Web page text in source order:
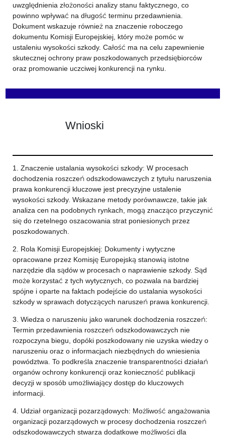
uwzględnienia złożoności analizy stanu faktycznego, co
powinno wpływać na długość terminu przedawnienia.
Dokument wskazuje również na znaczenie roboczego
dokumentu Komisji Europejskiej, który może pomóc w
ustaleniu wysokości szkody. Całość ma na celu zapewnienie
skutecznej ochrony praw poszkodowanych przedsiębiorców
oraz promowanie uczciwej konkurencji na rynku.
Wnioski
1. Znaczenie ustalania wysokości szkody: W procesach
dochodzenia roszczeń odszkodowawczych z tytułu naruszenia
prawa konkurencji kluczowe jest precyzyjne ustalenie
wysokości szkody. Wskazane metody porównawcze, takie jak
analiza cen na podobnych rynkach, mogą znacząco przyczynić
się do rzetelnego oszacowania strat poniesionych przez
poszkodowanych.
2. Rola Komisji Europejskiej: Dokumenty i wytyczne
opracowane przez Komisję Europejską stanowią istotne
narzędzie dla sądów w procesach o naprawienie szkody. Sąd
może korzystać z tych wytycznych, co pozwala na bardziej
spójne i oparte na faktach podejście do ustalania wysokości
szkody w sprawach dotyczących naruszeń prawa konkurencji.
3. Wiedza o naruszeniu jako warunek dochodzenia roszczeń:
Termin przedawnienia roszczeń odszkodowawczych nie
rozpoczyna biegu, dopóki poszkodowany nie uzyska wiedzy o
naruszeniu oraz o informacjach niezbędnych do wniesienia
powództwa. To podkreśla znaczenie transparentności działań
organów ochrony konkurencji oraz konieczność publikacji
decyzji w sposób umożliwiający dostęp do kluczowych
informacji.
4. Udział organizacji pozarządowych: Możliwość angażowania
organizacji pozarządowych w procesy dochodzenia roszczeń
odszkodowawczych stwarza dodatkowe możliwości dla